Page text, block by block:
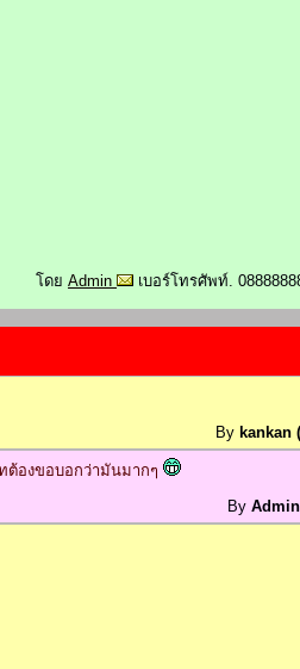
โดย Admin เบอร์โทรศัพท์.
By kankan
ต้องขอบอกว่ามันมากๆ
By